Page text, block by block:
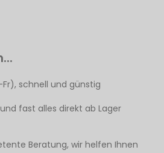
schnell und günstig
fast alles direkt ab Lager
Beratung, wir helfen Ihnen